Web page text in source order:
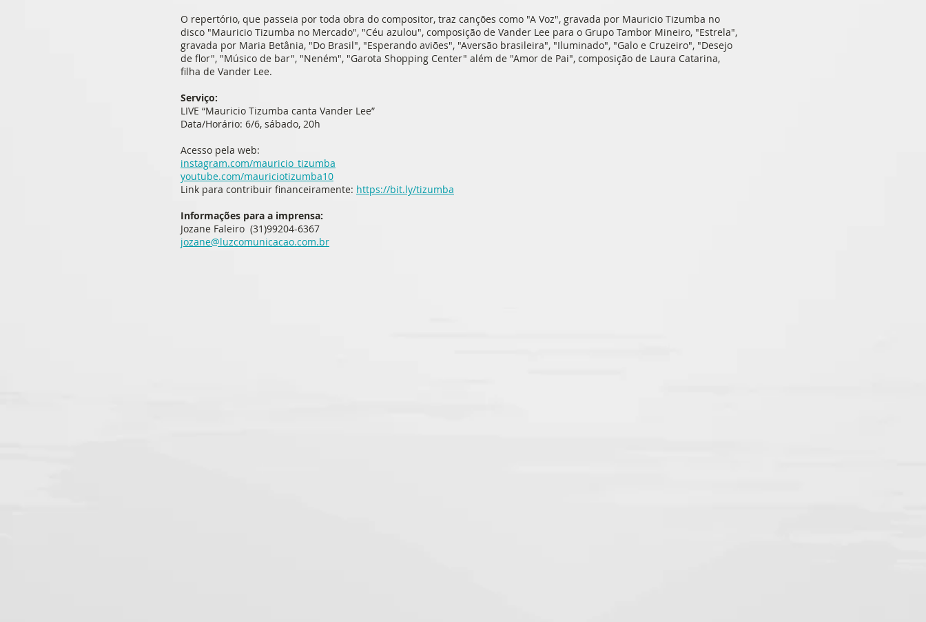
O repertório, que passeia por toda obra do compositor, traz canções como "A Voz", gravada por Mauricio Tizumba no
disco "Mauricio Tizumba no Mercado", "Céu azulou", composição de Vander Lee para o Grupo Tambor Mineiro, "Estrela",
gravada por Maria Betânia, "Do Brasil", "Esperando aviões", "Aversão brasileira", "Iluminado", "Galo e Cruzeiro", "Desejo
de flor", "Músico de bar", "Neném", "Garota Shopping Center" além de "Amor de Pai", composição de Laura Catarina,
filha de Vander Lee.
Serviço:
LIVE “Mauricio Tizumba canta Vander Lee”
Data/Horário: 6/6, sábado, 20h
Acesso pela web:
instagram.com/mauricio_tizumba
youtube.com/mauriciotizumba10
Link para contribuir financeiramente: https://bit.ly/tizumba
Informações para a imprensa:
Jozane Faleiro (31)99204-6367
jozane@luzcomunicacao.com.br